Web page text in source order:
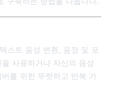
스트 음성 변환, 음정 및 포
사용하거나 자신의 음성
를 위한 뚜렷하고 반복 가